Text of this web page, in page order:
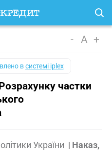
- A +
всистемі iplex
частки
України | Наказ,